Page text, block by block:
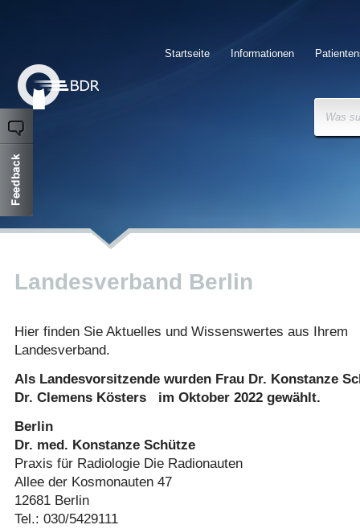
Informationen
Startseite
Was
Landesverband Berlin
Hier finden Sie Aktuelles und Wissenswertes aus Ihrem
Landesverband.
Als Landesvorsitzende wurden Frau Dr. Konstanze
Dr. Clemens Kösters im Oktober 2022 gewählt.
Berlin
Dr. med. Konstanze Schütze
Praxis für Radiologie Die Radionauten
Allee der Kosmonauten 47
12681 Berlin
Tel.: 030/5429111